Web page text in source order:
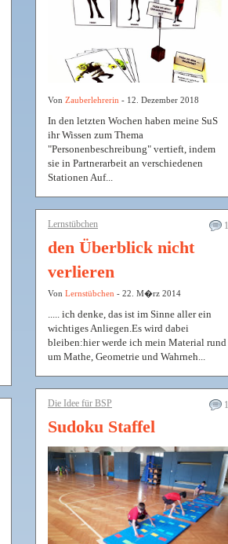
Von Zauberlehrerin - 12. Dezember 2018
In den letzten Wochen haben meine SuS
ihr Wissen zum Thema
"Personenbeschreibung" vertieft, indem
sie in Partnerarbeit an verschiedenen
Stationen Auf...
1
Lernstübchen
den Überblick nicht
verlieren
Von Lernstübchen - 22. M�rz 2014
..... ich denke, das ist im Sinne aller ein
wichtiges Anliegen.Es wird dabei
bleiben:hier werde ich mein Material rund
um Mathe, Geometrie und Wahrneh...
1
Die Idee für BSP
Sudoku Staffel